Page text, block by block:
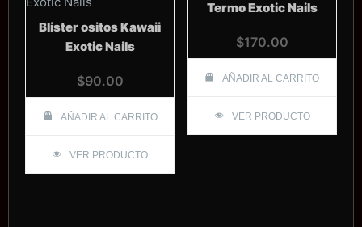
Blister ositos Kawaii
Exotic Nails
$90.00
AÑADIR AL CARRITO
VER PRODUCTO
Termo Exotic Nails
$170.00
AÑADIR AL CARRITO
VER PRODUCTO